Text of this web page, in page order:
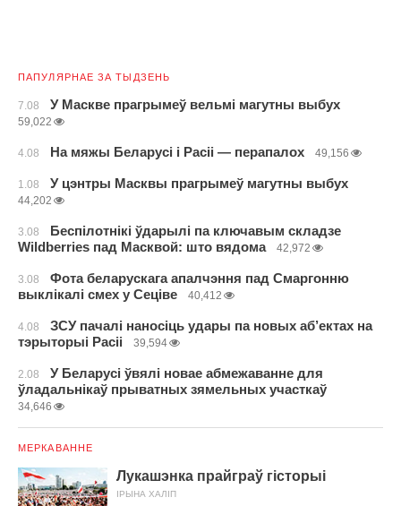
ПАПУЛЯРНАЕ ЗА ТЫДЗЕНЬ
7.08 У Маскве прагрымеў вельмі магутны выбух
59,022
4.08 На мяжы Беларусі і Расіі — перапалох 49,156
1.08 У цэнтры Масквы прагрымеў магутны выбух
44,202
3.08
Беспілотнікі ўдарылі па ключавым складзе
Wildberries пад Масквой: што вядома
42,972
3.08
Фота беларускага апалчэння пад Смаргонню
выклікалі смех у Сеціве
40,412
4.08
ЗСУ пачалі наносіць удары па новых аб’ектах на
тэрыторыі Расіі
39,594
2.08
У Беларусі ўвялі новае абмежаванне для
ўладальнікаў прыватных зямельных участкаў
34,646
МЕРКАВАННЕ
Лукашэнка прайграў гісторыі
ІРЫНА ХАЛІП